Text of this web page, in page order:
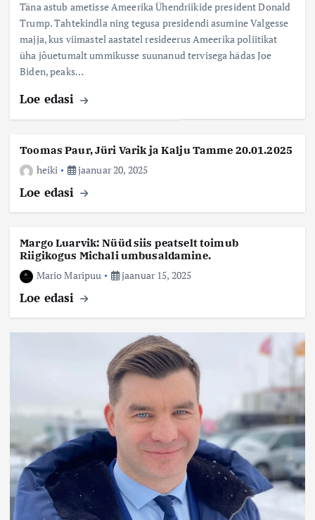
Täna astub ametisse Ameerika Ühendriikide president Donald
Trump. Tahtekindla ning tegusa presidendi asumine Valgesse
majja, kus viimastel aastatel resideerus Ameerika poliitikat
üha jõuetumalt ummikusse suunanud tervisega hädas Joe
Biden, peaks…
Loe edasi
Toomas Paur, Jüri Varik ja Kalju Tamme 20.01.2025
heiki
jaanuar 20, 2025
Loe edasi
Margo Luarvik: Nüüd siis peatselt toimub
Riigikogus Michali umbusaldamine.
Mario Maripuu
jaanuar 15, 2025
Loe edasi